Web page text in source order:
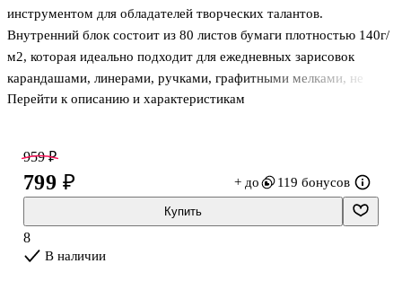
инструментом для обладателей творческих талантов.
Внутренний блок состоит из 80 листов бумаги плотностью 140г/
м2, которая идеально подходит для ежедневных зарисовок
карандашами, линерами, ручками, графитными мелками, не
спиртовыми маркерами, а также для коллажирования. Творите
Перейти к описанию и характеристикам
карандашей,
нелинованный,
слоновая
кость
Art idea
959 ₽
799 ₽ + до 119 бонусов
Купить
8
В наличии